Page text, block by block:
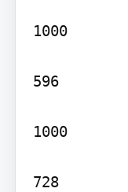
1000
596
1000
728